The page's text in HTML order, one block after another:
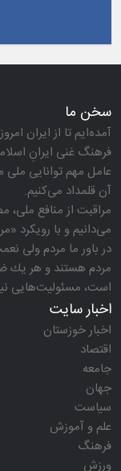
سخن ما
آمده‌ایم تا از ایران
فرهنگ غنی ایرانِ
عامل مهم توانایی ملی
آن قلمداد می‌كنیم.
مراقبت از منافع ملی،
می‌دانیم و با رویكرد
در باور ما مردم ولی
مردم هستند و هر یك
است، مسئولیت‌هایی
اخبار سایت
اخبار خوزستان
اقتصاد
جامعه
جهان
سیاست
علم و آموزش
فرهنگ
ورزش